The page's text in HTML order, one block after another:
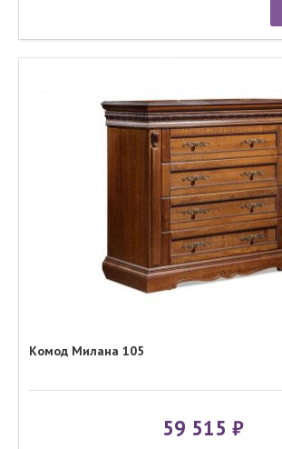
Комод Милана 105
59 515